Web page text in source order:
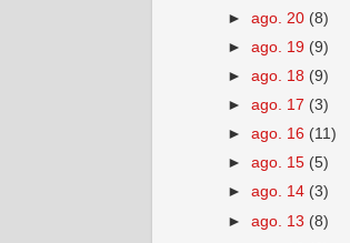
►ago. 20 (8)
►ago. 19 (9)
►ago. 18 (9)
►ago. 17 (3)
►ago. 16 (11)
►ago. 15 (5)
►ago. 14 (3)
►ago. 13 (8)